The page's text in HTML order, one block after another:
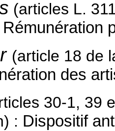
(articles L.
Rémunération
(article 18 de
des
30-1, 39
: Dispositif